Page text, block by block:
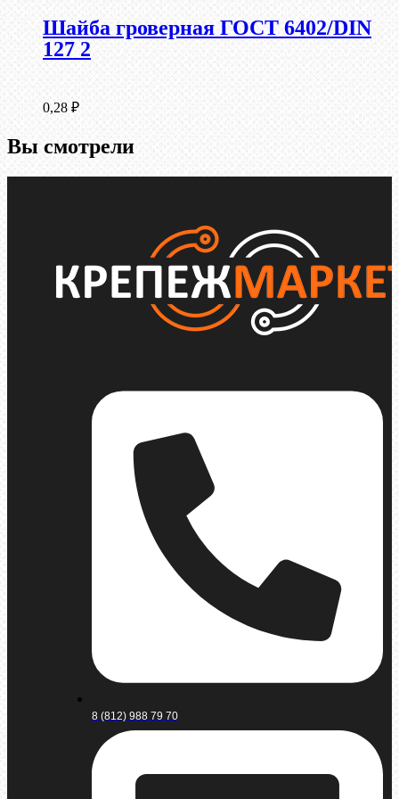
Шайба гроверная ГОСТ 6402/DIN
127 2
0,28 ₽
Вы смотрели
8 (812) 988 79 70